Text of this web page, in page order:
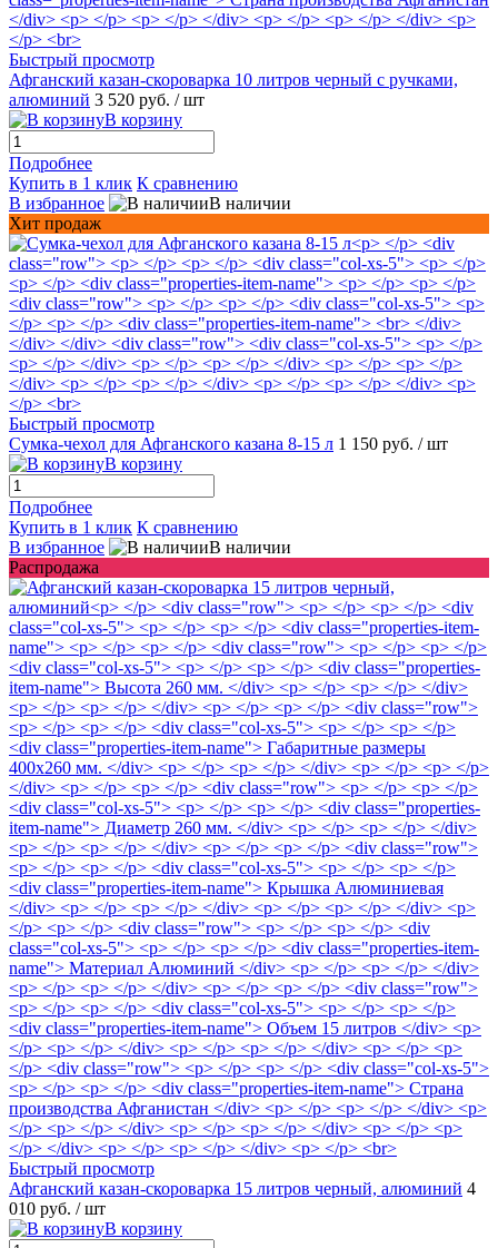
Быстрый просмотр
Афганский казан-скороварка 10 литров черный с ручками,
алюминий 3 520 руб. / шт
В корзину
Подробнее
Купить в 1 клик К сравнению
В избранное
В наличии
Хит продаж
Быстрый просмотр
Сумка-чехол для Афганского казана 8-15 л 1 150 руб. / шт
В корзину
Подробнее
Купить в 1 клик К сравнению
В избранное
В наличии
Распродажа
Быстрый просмотр
Афганский казан-скороварка 15 литров черный, алюминий 4
010 руб. / шт
В корзину